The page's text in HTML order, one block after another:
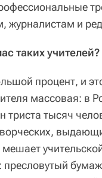
журналистам и
таких учителей?
процент, и
массовая: в
триста тысяч
пресловутый